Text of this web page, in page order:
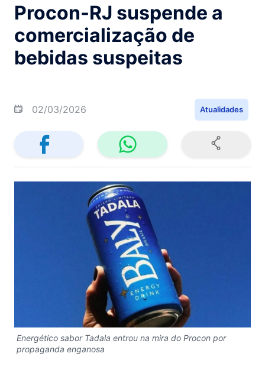
Procon-RJ suspende a
comercialização de
bebidas suspeitas
02/03/2026 Atualidades
Energético sabor Tadala entrou na mira do Procon por
propaganda enganosa